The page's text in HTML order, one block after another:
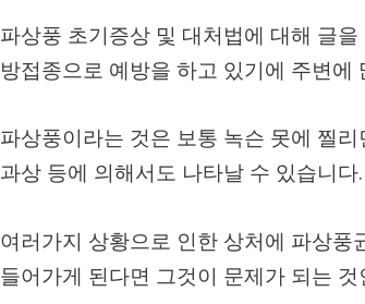
파상풍 초기증상 및 대처법에 대해 글
방접종으로 예방을 하고 있기에 주변에
파상풍이라는 것은 보통 녹슨 못에 찔
과상 등에 의해서도 나타날 수 있습니다.
여러가지 상황으로 인한 상처에 파상
들어가게 된다면 그것이 문제가 되는 것